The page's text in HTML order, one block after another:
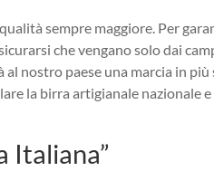
sempre maggiore. Per
che vengano solo dai
nostro paese una marcia in
la birra artigianale nazionale
Italiana”